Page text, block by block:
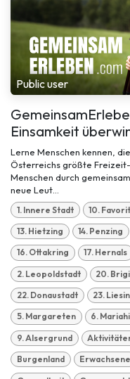
Public user
Einsamkeit
Lerne Menschen kennen,
Österreichs größte
Menschen durch
neue Leut...
1. Innere Stadt 10.
13. Hietzing 14. Penzing
16. Ottakring 17. Hernals
2. Leopoldstadt 20.
22. Donaustadt 23.
5. Margareten 6.
9. Alsergrund
Burgenland Erwachsene